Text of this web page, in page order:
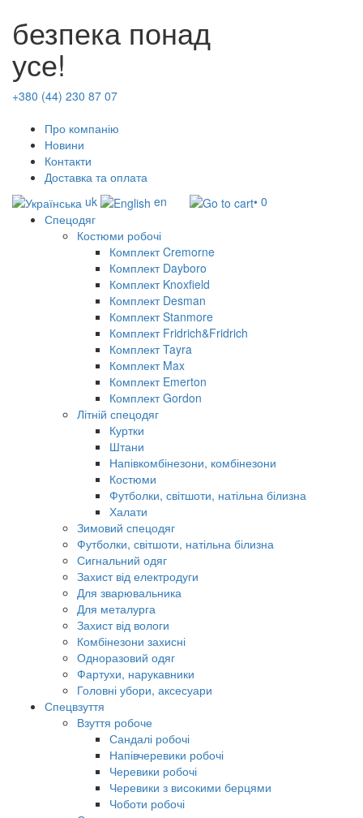
безпека понад
усе!
+380 (44) 230 87 07
Про компанію
Новини
Контакти
Доставка та оплата
uk
en
• 0
Спецодяг
Костюми робочі
Комплект Cremorne
Комплект Dayboro
Комплект Knoxfield
Комплект Desman
Комплект Stanmore
Комплект Fridrich&Fridrich
Комплект Tayra
Комплект Max
Комплект Emerton
Комплект Gordon
Літній спецодяг
Куртки
Штани
Напівкомбінезони, комбінезони
Костюми
Футболки, світшоти, натільна білизна
Халати
Зимовий спецодяг
Футболки, світшоти, натільна білизна
Сигнальний одяг
Захист від електродуги
Для зварювальника
Для металурга
Захист від вологи
Комбінезони захисні
Одноразовий одяг
Фартухи, нарукавники
Головні убори, аксесуари
Спецвзуття
Взуття робоче
Сандалі робочі
Напівчеревики робочі
Черевики робочі
Черевики з високими берцями
Чоботи робочі